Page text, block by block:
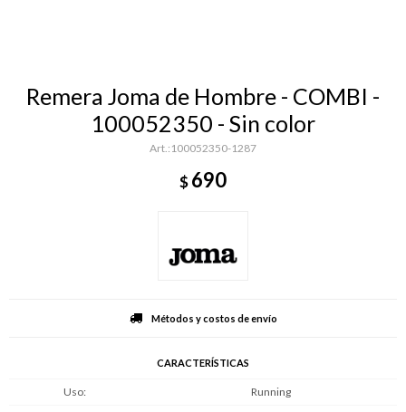
Remera Joma de Hombre - COMBI -
100052350 - Sin color
100052350-1287
$690
Métodos y costos de envío
CARACTERÍSTICAS
Uso Running